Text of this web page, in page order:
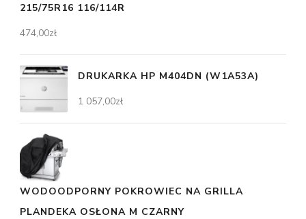
215/75R16 116/114R
474,00zł
DRUKARKA HP M404DN (W1A53A)
1 057,00zł
WODOODPORNY POKROWIEC NA GRILLA
PLANDEKA OSŁONA M CZARNY